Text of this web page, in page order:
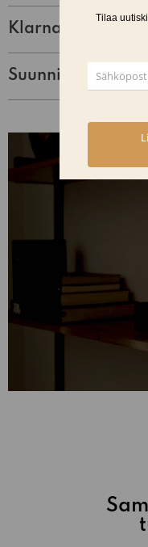
Klarna Lasku & Tili
Suunnittelija